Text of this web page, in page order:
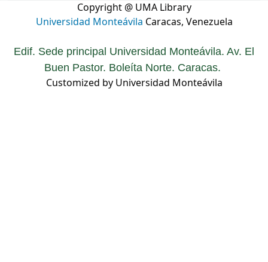
Copyright @ UMA Library
Universidad Monteávila Caracas, Venezuela
Edif. Sede principal Universidad Monteávila. Av. El
Buen Pastor. Boleíta Norte. Caracas.
Customized by Universidad Monteávila